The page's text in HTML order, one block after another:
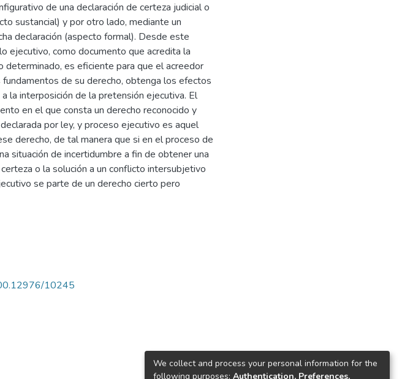
de una declaración de certeza judicial o
sustancial) y por otro lado, mediante un
declaración (aspecto formal). Desde este
ejecutivo, como documento que acredita la
determinado, es eficiente para que el acreedor
de su derecho, obtenga los efectos
la interposición de la pretensión ejecutiva. El
en el que consta un derecho reconocido y
por ley, y proceso ejecutivo es aquel
derecho, de tal manera que si en el proceso de
situación de incertidumbre a fin de obtener una
o la solución a un conflicto intersubjetivo
se parte de un derecho cierto pero
10245
We collect and process your personal information for the
following purposes: Authentication, Preferences,